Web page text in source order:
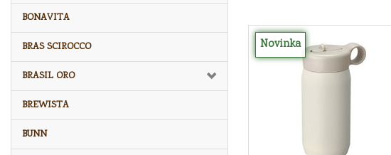
BONAVITA
BRAS SCIROCCO
BRASIL ORO
BREWISTA
BUNN
Novinka